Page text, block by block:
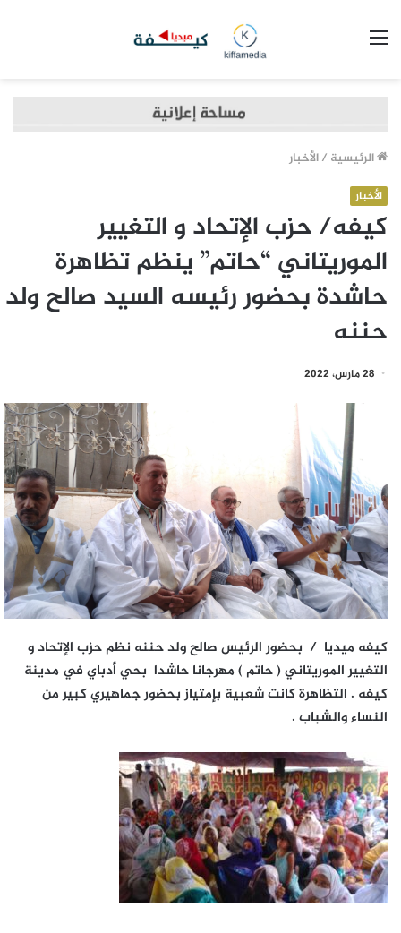
الرئيسية /الأخبار
الأخبار
كيفه/ حزب الإتحاد و التغيير
الموريتاني “حاتم” ينظم تظاهرة
حاشدة بحضور رئيسه السيد صالح ولد
حننه
28 مارس، 2022
كيفه ميديا / بحضور الرئيس صالح ولد حننه نظم حزب الإتحاد و
التغيير الموريتاني ( حاتم ) مهرجانا حاشدا بحي أدباي في مدينة
كيفه . التظاهرة كانت شعبية بإمتياز بحضور جماهيري كبير من
النساء والشباب .